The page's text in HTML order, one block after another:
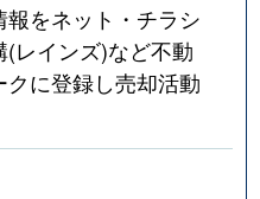
をネット・チラシ
レインズ)など不動
に登録し売却活動